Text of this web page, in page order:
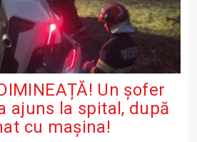
Un șofer
ajuns la spital, după
cu mașina!